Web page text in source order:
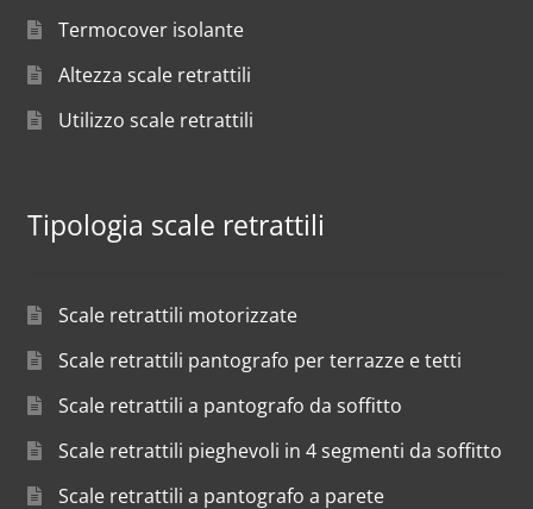
Termocover isolante
Altezza scale retrattili
Utilizzo scale retrattili
Tipologia scale retrattili
Scale retrattili motorizzate
Scale retrattili pantografo per terrazze e tetti
Scale retrattili a pantografo da soffitto
Scale retrattili pieghevoli in 4 segmenti da soffitto
Scale retrattili a pantografo a parete